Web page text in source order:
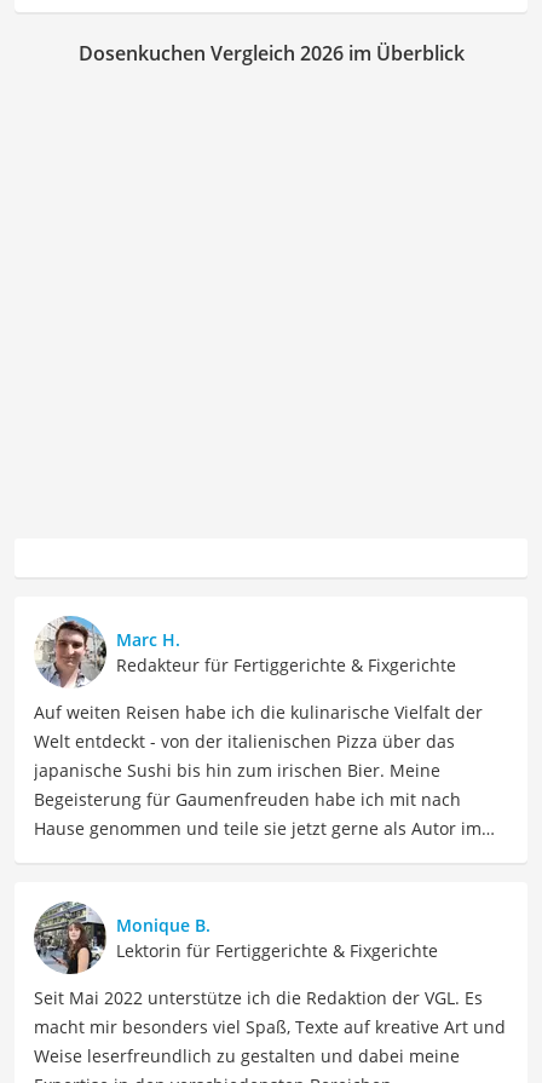
Dosenkuchen Vergleich 2026 im Überblick
Marc H.
Redakteur für Fertiggerichte & Fixgerichte
Auf weiten Reisen habe ich die kulinarische Vielfalt der
Welt entdeckt - von der italienischen Pizza über das
japanische Sushi bis hin zum irischen Bier. Meine
Begeisterung für Gaumenfreuden habe ich mit nach
Hause genommen und teile sie jetzt gerne als Autor im
Rezepte und die Vielfalt der kulinarischen Welt. Mein Ziel
ist es, Leser zu inspirieren, sich bewusst mit ihrer
Ernährung auseinanderzusetzen, neue
Geschmackserlebnisse zu entdecken und sowohl eine
gesunde als auch genussvolle Beziehung zu
Lebensmitteln zu entwickeln. Durch meine Texte möchte
Monique B.
Lektorin für Fertiggerichte & Fixgerichte
Seit Mai 2022 unterstütze ich die Redaktion der VGL. Es
macht mir besonders viel Spaß, Texte auf kreative Art und
Weise leserfreundlich zu gestalten und dabei meine